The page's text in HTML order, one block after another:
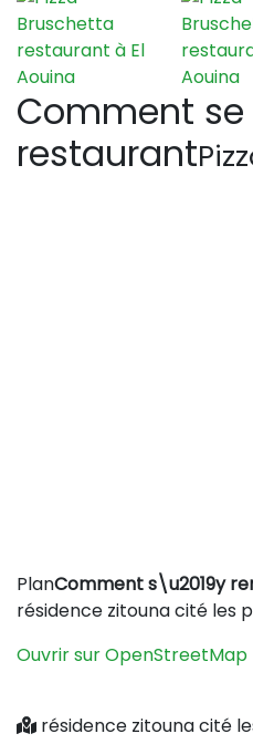
Comment
restaurant
+
PlanComment s\u2019y
résidence zitouna cité les
Ouvrir sur OpenStreetMap
résidence zitouna cité